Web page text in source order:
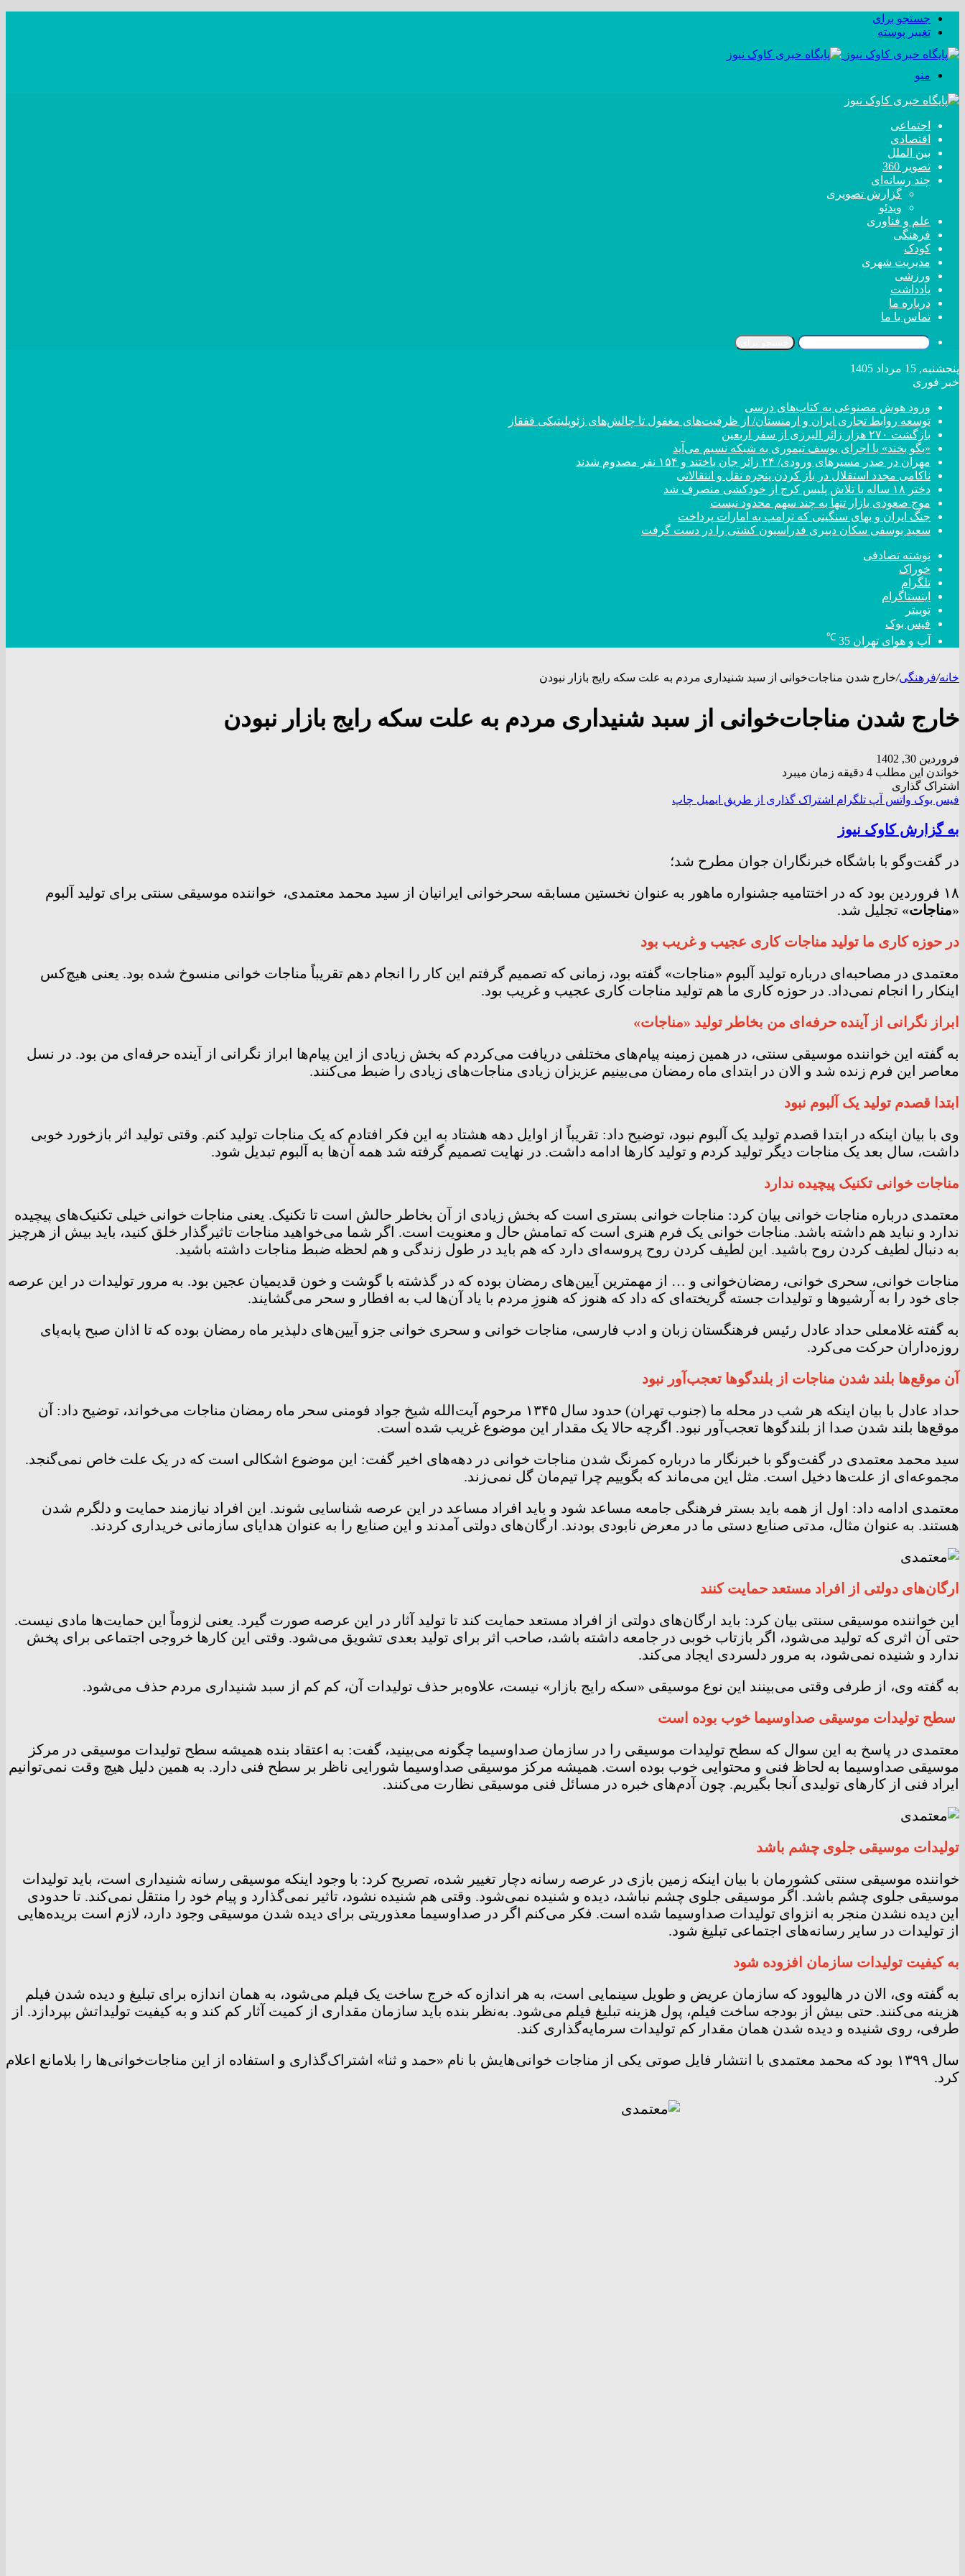
جستجو برای
تغییر پوسته
منو
اجتماعی
اقتصادی
بین الملل
تصویر 360
چند رسانه‌ای
گزارش تصویری
ویدئو
علم و فناوری
فرهنگی
کودک
مدیریت شهری
ورزشی
یادداشت
درباره ما
تماس با ما
پنجشنبه, 15 مرداد 1405
خبر فوری
ورود هوش مصنوعی به کتاب‌های درسی
توسعه روابط تجاری ایران و ارمنستان/ از ظرفیت‌های مغفول تا چالش‌های ژئوپلیتیکی قفقاز
بازگشت ۲۷۰ هزار زائر البرزی از سفر اربعین
«بگو بخند» با اجرای یوسف تیموری به شبکه نسیم می‌آید
مهران در صدر مسیر‌های ورودی/ ۲۴ زائر جان باختند و ۱۵۴ نفر مصدوم شدند
ناکامی مجدد استقلال در باز کردن پنجره نقل و انتقالاتی
دختر ‌۱۸‌ ‌ساله‌ با تلاش پلیس کرج از خودکشی منصرف شد
موج صعودی بازار تنها به چند سهم محدود نیست
جنگ ایران و بهای سنگینی که ترامپ به امارات پرداخت
سعید یوسفی سکان دبیری فدراسیون کشتی را در دست گرفت
نوشته تصادفی
خوراک
تلگرام
اینستاگرام
توییتر
فیس بوک
آب و هوای تهران 35
℃
خانه/فرهنگی/خارج شدن مناجات‌خوانی از سبد شنیداری مردم به علت سکه رایج بازار نبودن
خارج شدن مناجات‌خوانی از سبد شنیداری مردم به علت سکه رایج بازار نبودن
فروردین 30, 1402
خواندن این مطلب 4 دقیقه زمان میبرد
اشتراک گذاری
فیس بوک واتس آپ تلگرام اشتراک گذاری از طریق ایمیل چاپ
به گزارش کاوک نیوز
در گفت‌وگو با باشگاه خبرنگاران جوان مطرح شد؛
۱۸ فروردین بود که در اختتامیه جشنواره ماهور به عنوان نخستین مسابقه سحرخوانی ایرانیان از سید محمد معتمدی، خواننده موسیقی سنتی برای تولید آلبوم
«مناجات» تجلیل شد.
در حوزه کاری ما تولید مناجات کاری عجیب و غریب بود
معتمدی در مصاحبه‌ای درباره تولید آلبوم «مناجات» گفته بود، زمانی که تصمیم گرفتم این کار را انجام دهم تقریباً مناجات خوانی منسوخ شده بود. یعنی هیچ‌کس
اینکار را انجام نمی‌داد. در حوزه کاری ما هم تولید مناجات کاری عجیب و غریب بود.
ابراز نگرانی از آینده حرفه‌ای من بخاطر تولید «مناجات»
به گفته این خواننده موسیقی سنتی، در همین زمینه پیام‌های مختلفی دریافت می‌کردم که بخش زیادی از این پیام‌ها ابراز نگرانی از آینده حرفه‌ای من بود. در نسل
معاصر این فرم زنده شد و الان در ابتدای ماه رمضان می‌بینیم عزیزان زیادی مناجات‌های زیادی را ضبط می‌کنند.
ابتدا قصدم تولید یک آلبوم نبود
وی با بیان اینکه در ابتدا قصدم تولید یک آلبوم نبود، توضیح داد: تقریباً از اوایل دهه هشتاد به این فکر افتادم که یک مناجات تولید کنم. وقتی تولید اثر بازخورد خوبی
داشت، سال بعد یک مناجات دیگر تولید کردم و تولید کار‌ها ادامه داشت. در نهایت تصمیم گرفته شد همه آن‌ها به آلبوم تبدیل شود.
مناجات خوانی تکنیک پیچیده ندارد
معتمدی درباره مناجات خوانی بیان کرد: مناجات خوانی بستری است که بخش زیادی از آن بخاطر حالش است تا تکنیک. یعنی مناجات خوانی خیلی تکنیک‌های پیچیده
ندارد و نباید هم داشته باشد. مناجات خوانی یک فرم هنری است که تمامش حال و معنویت است. اگر شما می‌خواهید مناجات تاثیرگذار خلق کنید، باید بیش از هرچیز
به دنبال لطیف کردن روح باشید. این لطیف کردن روح پروسه‌ای دارد که هم باید در طول زندگی و هم لحظه ضبط مناجات داشته باشید.
مناجات خوانی، سحری خوانی، رمضان‌خوانی و … از مهمترین آیین‌های رمضان بوده که در گذشته با گوشت و خون قدیمیان عجین بود. به مرور تولیدات در این عرصه
جای خود را به آرشیو‌ها و تولیدات جسته گریخته‌ای که داد که هنوز که هنوزِ مردم با یاد آن‌ها لب به افطار و سحر می‌گشایند.
به گفته غلامعلی حداد عادل رئیس فرهنگستان زبان و ادب فارسی، مناجات خوانی و سحری خوانی جزو آیین‌های دلپذیر ماه رمضان بوده که تا اذان صبح پابه‌پای
روزه‌داران حرکت می‌کرد.
آن موقع‌ها بلند شدن مناجات از بلندگو‌ها تعجب‌آور نبود
حداد عادل با بیان اینکه هر شب در محله ما (جنوب تهران) حدود سال ۱۳۴۵ مرحوم آیت‌الله شیخ جواد فومنی سحر ماه رمضان مناجات می‌خواند، توضیح داد: آن
موقع‌ها بلند شدن صدا از بلندگو‌ها تعجب‌آور نبود. اگرچه حالا یک مقدار این موضوع غریب شده است.
سید محمد معتمدی در گفت‌وگو با خبرنگار ما درباره کمرنگ شدن مناجات خوانی در دهه‌های اخیر گفت: این موضوع اشکالی است که در یک علت خاص نمی‌گنجد.
مجموعه‌ای از علت‌ها دخیل است. مثل این می‌ماند که بگوییم چرا تیم‌مان گل نمی‌زند.
معتمدی ادامه داد: اول از همه باید بستر فرهنگی جامعه مساعد شود و باید افراد مساعد در این عرصه شناسایی شوند. این افراد نیازمند حمایت و دلگرم شدن
هستند. به عنوان مثال، مدتی صنایع دستی ما در معرض نابودی بودند. ارگان‌های دولتی آمدند و این صنایع را به عنوان هدایای سازمانی خریداری کردند.
ارگان‌های دولتی از افراد مستعد حمایت کنند
این خواننده موسیقی سنتی بیان کرد: باید ارگان‌های دولتی از افراد مستعد حمایت کند تا تولید آثار در این عرصه صورت گیرد. یعنی لزوماً این حمایت‌ها مادی نیست.
حتی آن اثری که تولید می‌شود، اگر بازتاب خوبی در جامعه داشته باشد، صاحب اثر برای تولید بعدی تشویق می‌شود. وقتی این کار‌ها خروجی اجتماعی برای پخش
ندارد و شنیده نمی‌شود، به مرور دلسردی ایجاد می‌کند.
به گفته وی، از طرفی وقتی می‌بینند این نوع موسیقی «سکه رایج بازار» نیست، علاوه‌بر حذف تولیدات آن، کم کم از سبد شنیداری مردم حذف می‌شود.
سطح تولیدات موسیقی صداوسیما خوب بوده است
معتمدی در پاسخ به این سوال که سطح تولیدات موسیقی را در سازمان صداوسیما چگونه می‌بینید، گفت: به اعتقاد بنده همیشه سطح تولیدات موسیقی در مرکز
موسیقی صداوسیما به لحاظ فنی و محتوایی خوب بوده است. همیشه مرکز موسیقی صداوسیما شورایی ناظر بر سطح فنی دارد. به همین دلیل هیچ وقت نمی‌توانیم
ایراد فنی از کار‌های تولیدی آنجا بگیریم. چون آدم‌های خبره در مسائل فنی موسیقی نظارت می‌کنند.
تولیدات موسیقی جلوی چشم باشد
خواننده موسیقی سنتی کشورمان با بیان اینکه زمین بازی در عرصه رسانه دچار تغییر شده، تصریح کرد: با وجود اینکه موسیقی رسانه شنیداری است، باید تولیدات
موسیقی جلوی چشم باشد. اگر موسیقی جلوی چشم نباشد، دیده و شنیده نمی‌شود. وقتی هم شنیده نشود، تاثیر نمی‌گذارد و پیام خود را منتقل نمی‌کند. تا حدودی
این دیده نشدن منجر به انزوای تولیدات صداوسیما شده است. فکر می‌کنم اگر در صداوسیما معذوریتی برای دیده شدن موسیقی وجود دارد، لازم است بریده‌هایی
از تولیدات در سایر رسانه‌های اجتماعی تبلیغ شود.
به کیفیت تولیدات سازمان افزوده شود
به گفته وی، الان در هالیوود که سازمان عریض و طویل سینمایی است، به هر اندازه که خرج ساخت یک فیلم می‌شود، به همان اندازه برای تبلیغ و دیده شدن فیلم
هزینه می‌کنند. حتی بیش از بودجه ساخت فیلم، پول هزینه تبلیغ فیلم می‌شود. به‌نظر بنده باید سازمان مقداری از کمیت آثار کم کند و به کیفیت تولیداتش بپردازد. از
طرفی، روی شنیده و دیده شدن همان مقدار کم تولیدات سرمایه‌گذاری کند.
سال ۱۳۹۹ بود که محمد معتمدی با انتشار فایل صوتی یکی از مناجات خوانی‌هایش با نام «حمد و ثنا» اشتراک‌گذاری و استفاده از این مناجات‌خوانی‌ها را بلامانع اعلام
کرد.